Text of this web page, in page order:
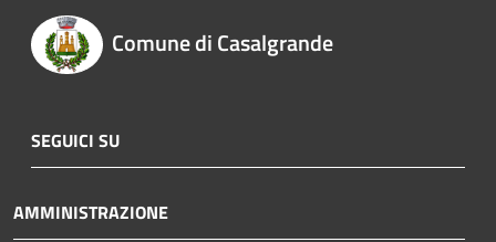
Comune di Casalgrande
SEGUICI SU
AMMINISTRAZIONE